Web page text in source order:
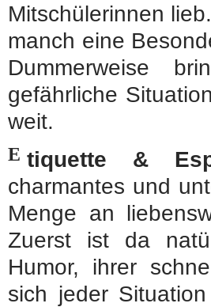
Mitschülerinnen
manch eine
Dummerweise
gefährliche
weit.
E tiquette &
charmantes und
Menge an
Zuerst ist da
Humor, ihrer
sich jeder